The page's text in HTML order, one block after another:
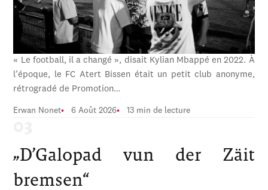
« Le football, il a changé », disait Kylian Mbappé en 2022. À
l’époque, le FC Atert Bissen était un petit club anonyme,
rétrogradé de Promotion…
Erwan Nonet 6 Août 2026 13 min de lecture
„D’Galopad vun der Zäit
bremsen“